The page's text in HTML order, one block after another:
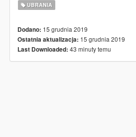
UBRANIA
Dodano: 15 grudnia 2019
Ostatnia aktualizacja: 15 grudnia 2019
Last Downloaded: 43 minuty temu